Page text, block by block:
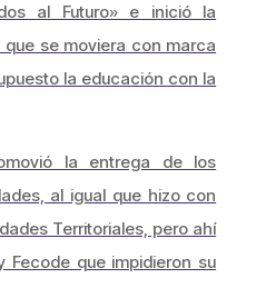
al Futuro» e inició la
se moviera con marca
la educación con la
la entrega de los
al igual que hizo con
Territoriales, pero ahí
Fecode que impidieron su